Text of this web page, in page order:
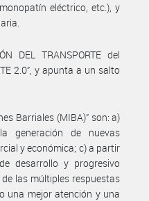
eléctrico, etc.), y
DEL TRANSPORTE del
2.0”, y apunta a un salto
Barriales (MIBA)” son: a)
generación de nuevas
y económica; c) a partir
desarrollo y progresivo
las múltiples respuestas
una mejor atención y una